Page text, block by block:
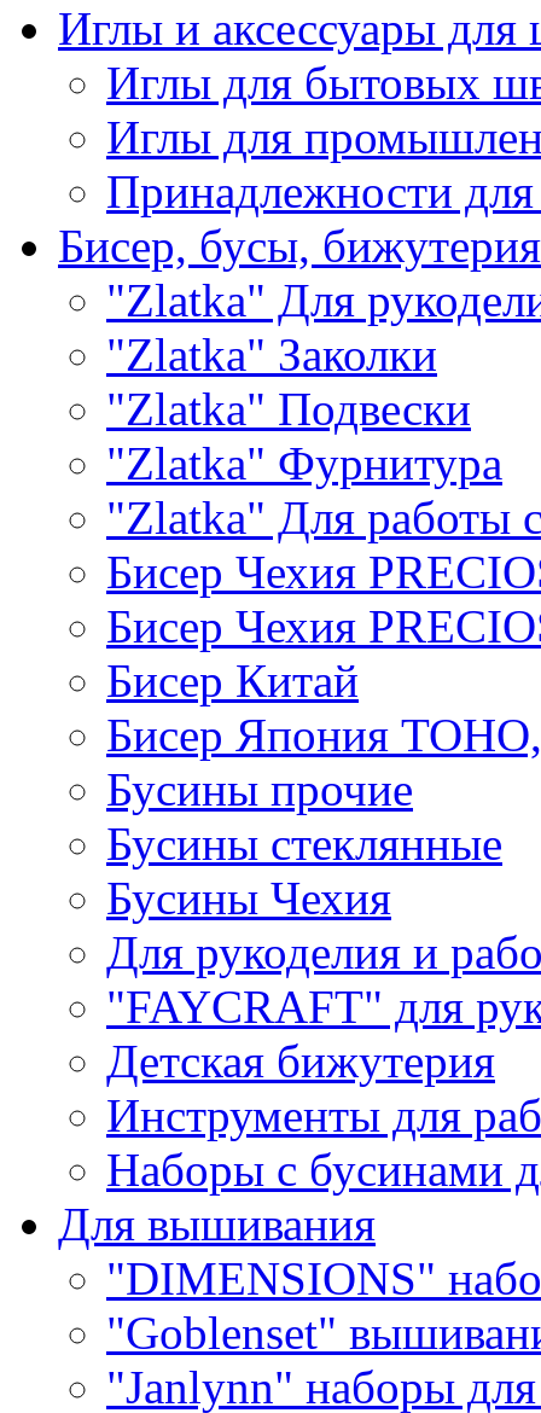
Иглы и аксессуары
Иглы для бытовых
Иглы для
Принадлежности
Бисер, бусы, бижутерия
"Zlatka" Для
"Zlatka" Заколки
"Zlatka" Подвески
"Zlatka" Фурнитура
"Zlatka" Для работы
Бисер Чехия
Бисер Чехия
Бисер Китай
Бисер Япония
Бусины прочие
Бусины стеклянные
Бусины Чехия
Для рукоделия и
"FAYCRAFT" для
Детская бижутерия
Инструменты для
Наборы с бусинами
Для вышивания
"DIMENSIONS"
"Goblenset"
"Janlynn" наборы